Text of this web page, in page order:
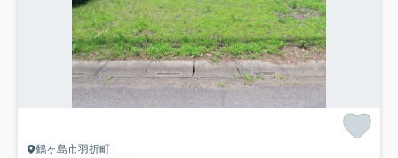
鶴ヶ島市羽折町